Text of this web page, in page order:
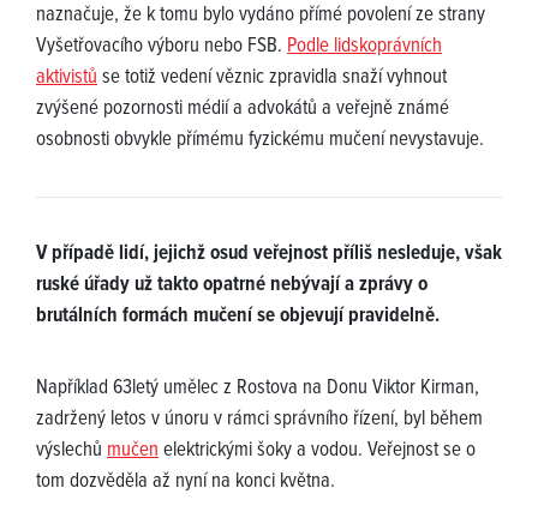
naznačuje, že k tomu bylo vydáno přímé povolení ze strany
Vyšetřovacího výboru nebo FSB. Podle lidskoprávních
aktivistůse totiž vedení věznic zpravidla snaží vyhnout
zvýšené pozornosti médií a advokátů a veřejně známé
osobnosti obvykle přímému fyzickému mučení nevystavuje.
V případě lidí, jejichž osud veřejnost příliš nesleduje, však
ruské úřady už takto opatrné nebývají a zprávy o
brutálních formách mučení se objevují pravidelně.
Například 63letý umělec z Rostova na Donu Viktor Kirman,
zadržený letos v únoru v rámci správního řízení, byl během
výslechů mučenelektrickými šoky a vodou. Veřejnost se o
tom dozvěděla až nyní na konci května.